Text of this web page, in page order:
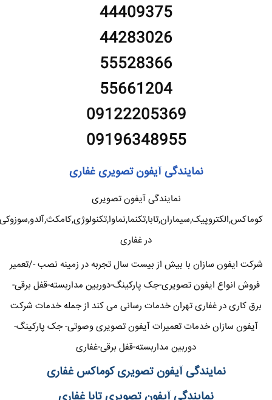
44409375
44283026
55528366
55661204
09122205369
09196348955
نمایندگی آیفون تصویری غفاری
نمایندگی آیفون تصویری
کوماکس,الکتروپیک,سیماران,تابا,تکنما,نماوا,تکنولوژی,کامکث,آلدو,سوزوکی
در غفاری
شرکت ایفون سازان با بیش از بیست سال تجربه در زمینه نصب -/تعمیر
فروش انواع ایفون تصویری-جک پارکینگ-دوربین مداربسته-قفل برقی-
برق کاری در غفاری تهران خدمات رسانی می کند از جمله خدمات شرکت
آیفون سازان خدمات تعمیرات آیفون تصویری وصوتی- جک پارکینگ-
دوربین مداربسته-قفل برقی-غفاری
نمایندگی آیفون تصویری کوماکس غفاری